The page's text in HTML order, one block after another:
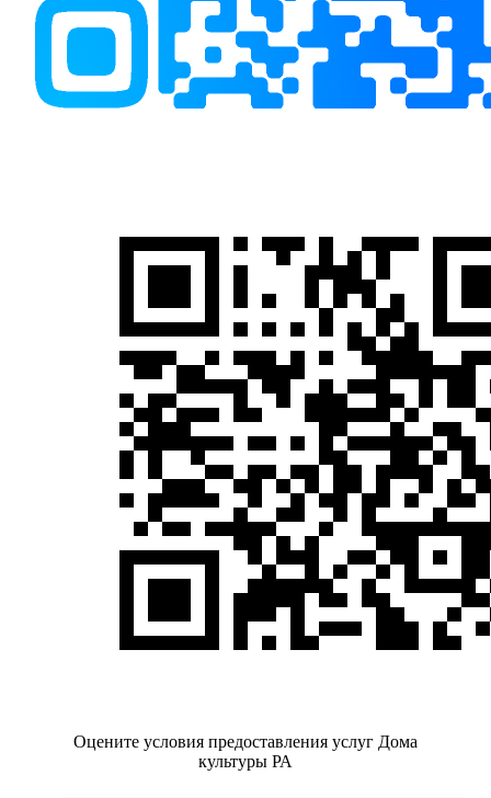
Оцените условия предоставления услуг Дома
культуры РА